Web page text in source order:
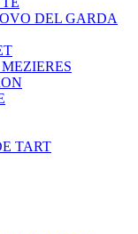
DEL GARDA
TART